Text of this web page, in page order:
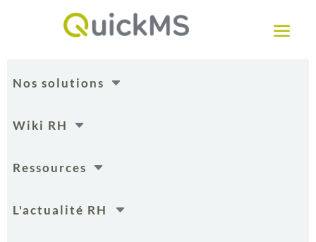
a
C
Nos solutions
C
Wiki RH
C
Ressources
C
L'actualité RH